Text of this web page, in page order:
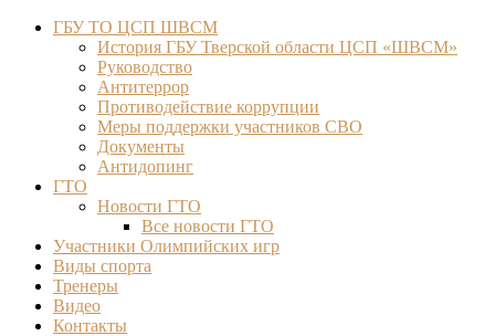
ГБУ ТО ЦСП ШВСМ
История ГБУ Тверской области ЦСП «ШВСМ»
Руководство
Антитеррор
Противодействие коррупции
Меры поддержки участников СВО
Документы
Антидопинг
ГТО
Новости ГТО
Все новости ГТО
Участники Олимпийских игр
Виды спорта
Тренеры
Видео
Контакты